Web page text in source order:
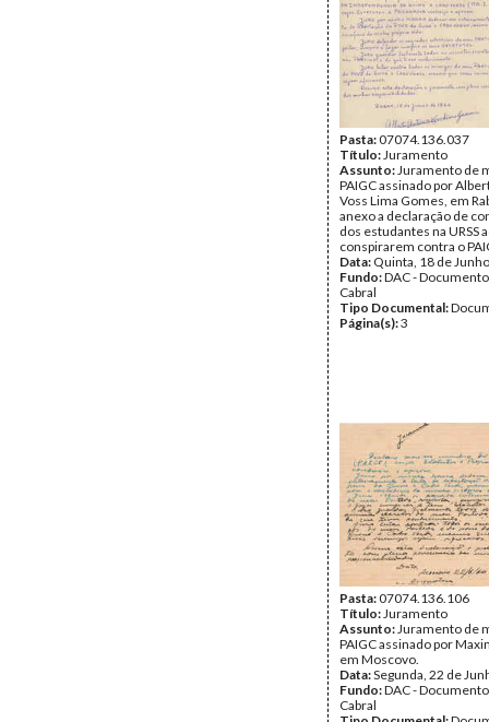
Pasta:07074.136.037
Título:Juramento
Assunto:Juramento de
PAIGC assinado por
Voss Lima Gomes, em
anexo a declaração de
dos estudantes na URSS
conspirarem contra o
Data: Quinta, 18 de
Fundo:DAC -
Cabral
Tipo Documental:
Página(s):3
Pasta:07074.136.106
Título:Juramento
Assunto:Juramento de
PAIGC assinado por
em Moscovo.
Data:Segunda, 22 de
Fundo:DAC -
Cabral